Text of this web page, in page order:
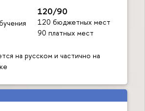
120/90
120 бюджетных мест
90 платных мест
на русском и частично на